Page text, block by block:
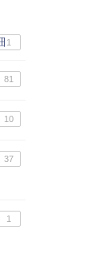
1
81
10
37
1